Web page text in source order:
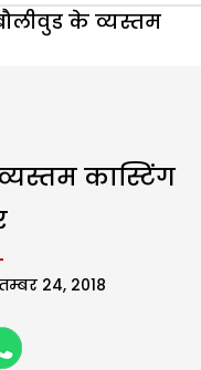
के व्यस्तम
कास्टिंग
24, 2018